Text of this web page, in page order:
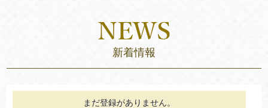
新着情報
まだ登録がありません。